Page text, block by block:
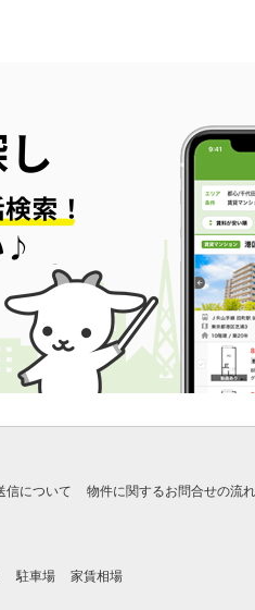
信について 物件に関するお問合せの流れ
駐車場 家賃相場